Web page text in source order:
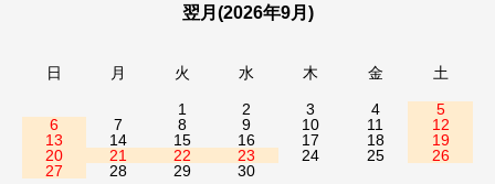
翌月(2026年9月)
日 月 火 水 木 金 土
1 2 3 4
5
6
7 8 9 10 11
12
13
14 15 16 17 18
19
20
21 22 23 24 25
26
27
28 29
30